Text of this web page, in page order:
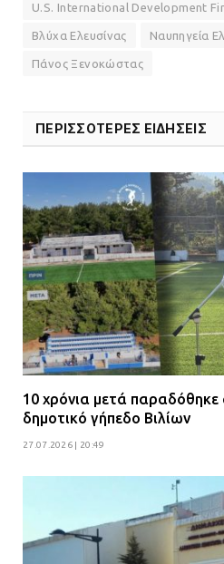
U.S. International Development
Βλύχα Ελευσίνας Ναυπηγεία
Πάνος Ξενοκώστας
ΠΕΡΙΣΣΟΤΕΡΕΣ ΕΙΔΗΣΕΙΣ
10 χρόνια μετά παραδόθηκε
δημοτικό γήπεδο Βιλίων
27.07.2026 | 20:49